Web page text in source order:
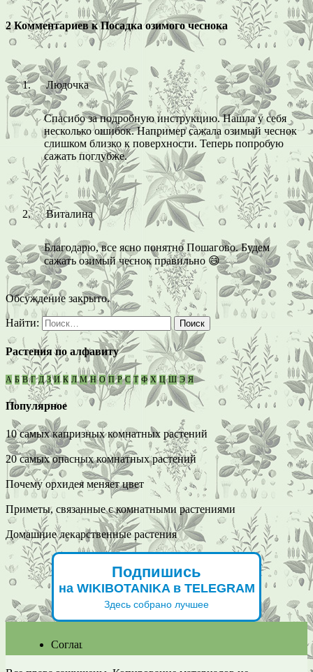
2 Комментариев к Посадка озимого чеснока
Людочка
Спасибо за подробную инструкцию. Нашла у себя
несколько ошибок. Например сажала озимый чеснок
слишком близко к поверхности. Теперь попробую
сажать поглубже.
Виталина
Благодарю, все ясно понятно Пошагово. Будем
сажать озимый чеснок правильно 😄
Обсуждение закрыто.
Найти:
Растения по алфавиту
А Б В Г Д З И К Л М Н О П Р С Т Ф Х Ц Ш Э Я
Популярное
10 самых капризных комнатных растений
20 самых опасных комнатных растений
Почему орхидея меняет цвет
Приметы, связанные с комнатными растениями
Домашние лекарственные растения
Подпишись
на WIKIBOTANIKA в TELEGRAM
Здесь собрано лучшее
Соглашение